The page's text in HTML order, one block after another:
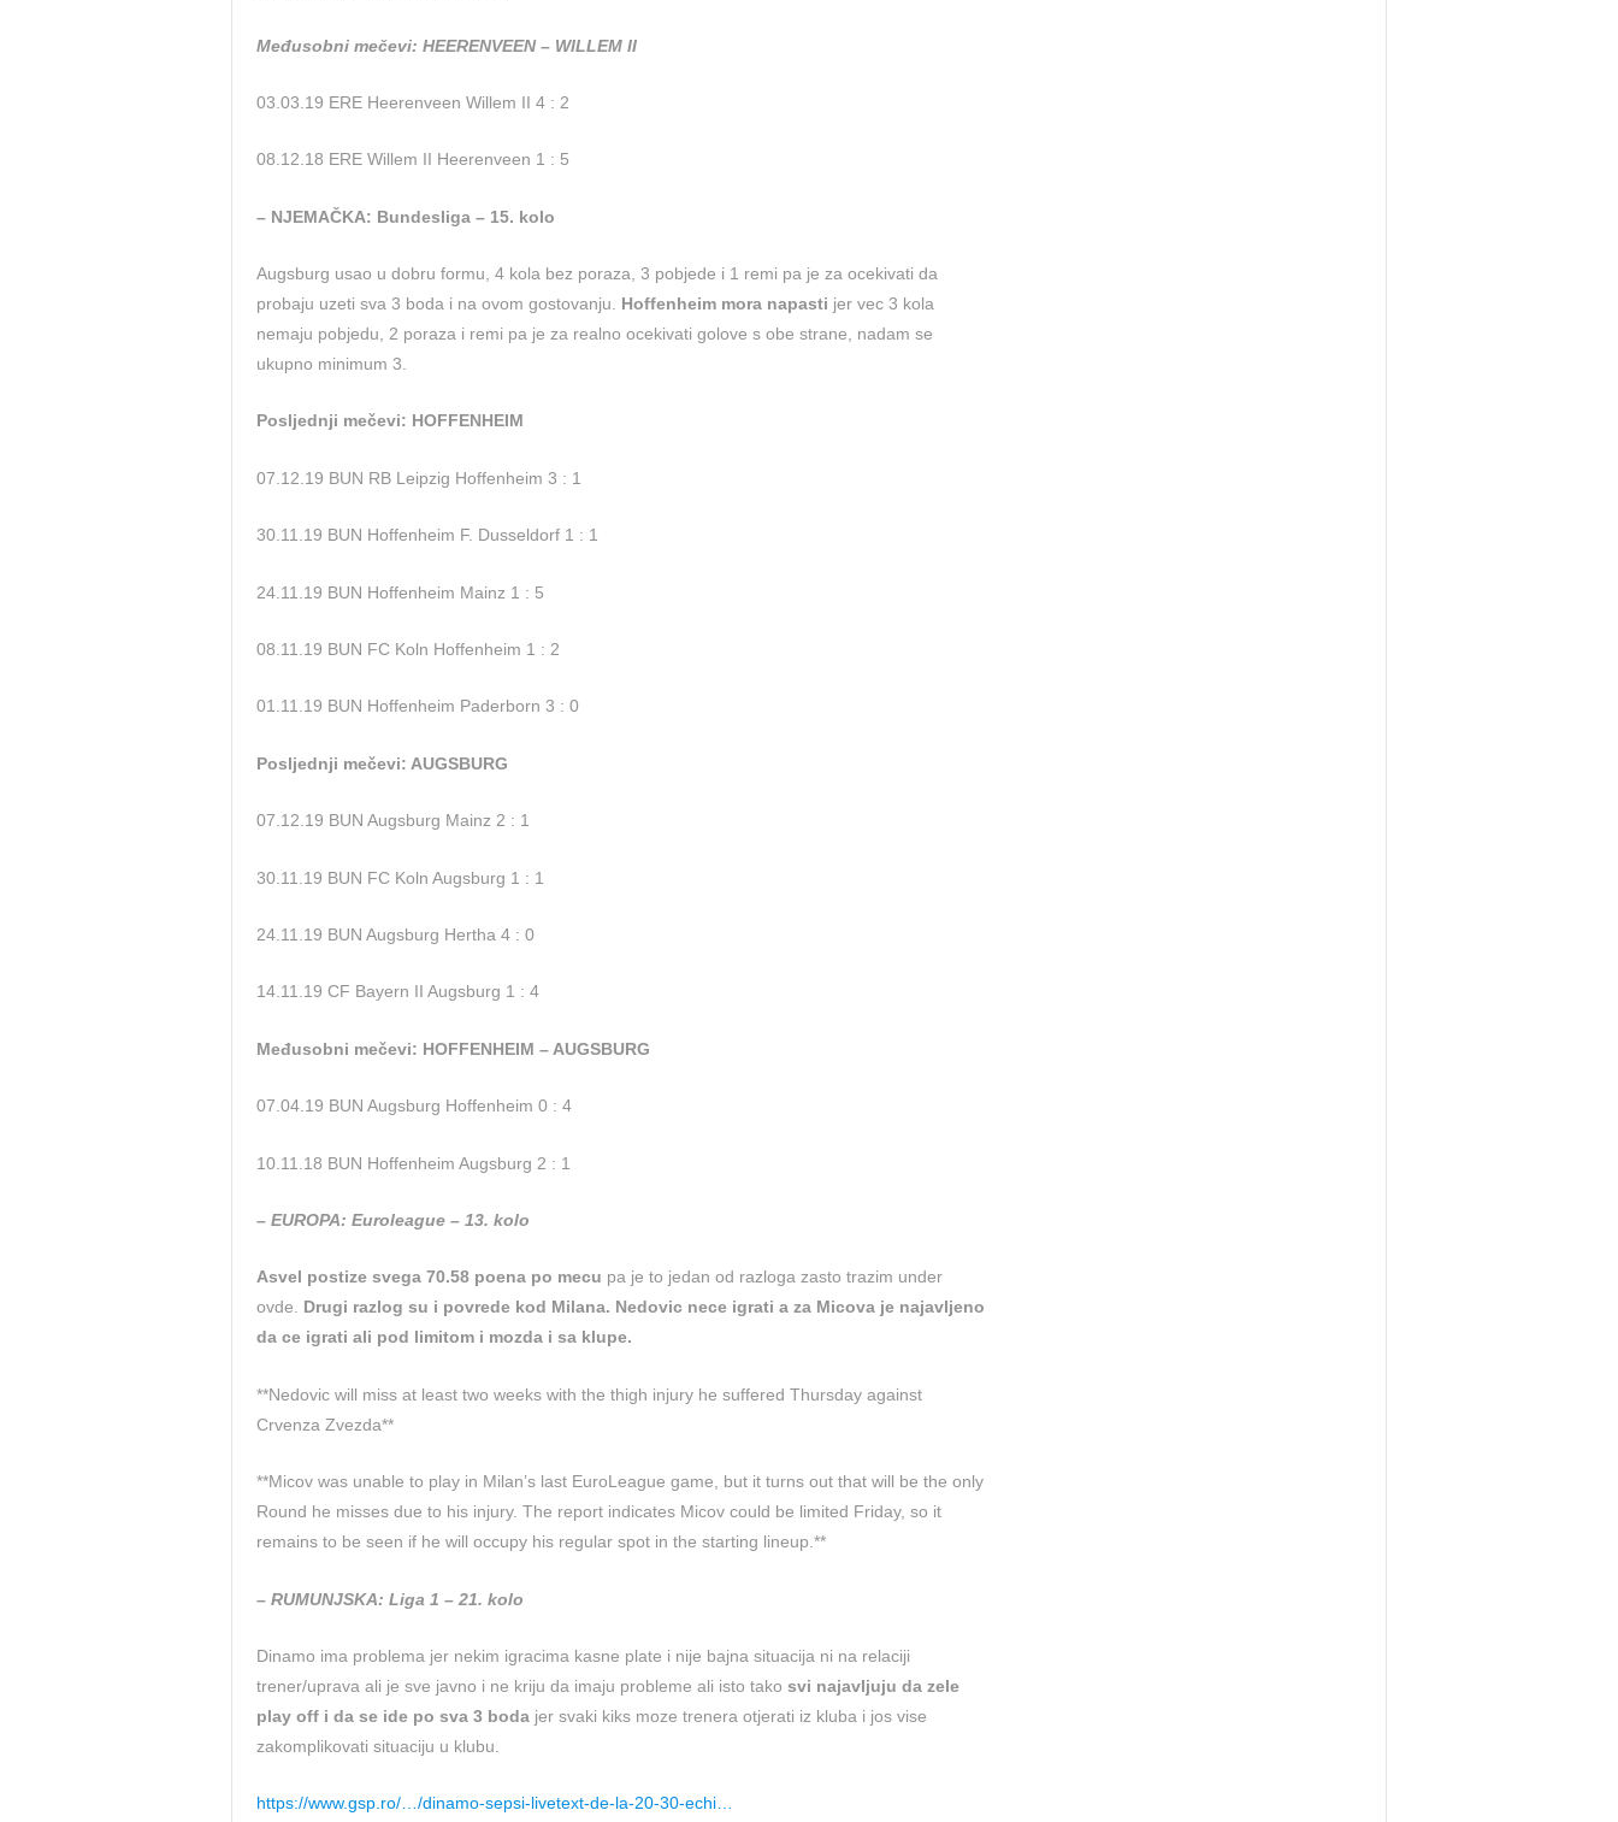
Međusobni mečevi: HEERENVEEN – WILLEM II
03.03.19 ERE Heerenveen Willem II 4 : 2
08.12.18 ERE Willem II Heerenveen 1 : 5
– NJEMAČKA: Bundesliga – 15. kolo
Augsburg usao u dobru formu, 4 kola bez poraza, 3 pobjede i 1 remi pa je za ocekivati da
probaju uzeti sva 3 boda i na ovom gostovanju.
Hoffenheim mora napasti jer vec 3 kola
nemaju pobjedu, 2 poraza i remi pa je za realno ocekivati golove s obe strane, nadam se
ukupno minimum 3.
Posljednji mečevi: HOFFENHEIM
07.12.19 BUN RB Leipzig Hoffenheim 3 : 1
30.11.19 BUN Hoffenheim F. Dusseldorf 1 : 1
24.11.19 BUN Hoffenheim Mainz 1 : 5
08.11.19 BUN FC Koln Hoffenheim 1 : 2
01.11.19 BUN Hoffenheim Paderborn 3 : 0
Posljednji mečevi: AUGSBURG
07.12.19 BUN Augsburg Mainz 2 : 1
30.11.19 BUN FC Koln Augsburg 1 : 1
24.11.19 BUN Augsburg Hertha 4 : 0
14.11.19 CF Bayern II Augsburg 1 : 4
Međusobni mečevi: HOFFENHEIM – AUGSBURG
07.04.19 BUN Augsburg Hoffenheim 0 : 4
10.11.18 BUN Hoffenheim Augsburg 2 : 1
– EUROPA: Euroleague – 13. kolo
Asvel postize svega 70.58 poena po mecu pa je to jedan od razloga zasto trazim under
ovde. Drugi razlog su i povrede kod Milana. Nedovic nece igrati a za Micova je najavljeno
da ce igrati ali pod limitom i mozda i sa klupe.
**Nedovic will miss at least two weeks with the thigh injury he suffered Thursday against
Crvenza Zvezda**
**Micov was unable to play in Milan’s last EuroLeague game, but it turns out that will be the only
Round he misses due to his injury. The report indicates Micov could be limited Friday, so it
remains to be seen if he will occupy his regular spot in the starting lineup.**
– RUMUNJSKA: Liga 1 – 21. kolo
Dinamo ima problema jer nekim igracima kasne plate i nije bajna situacija ni na relaciji
trener/uprava ali je sve javno i ne kriju da imaju probleme ali isto tako svi najavljuju da zele
play off i da se ide po sva 3 boda jer svaki kiks moze trenera otjerati iz kluba i jos vise
zakomplikovati situaciju u klubu.
https://www.gsp.ro/…/dinamo-sepsi-livetext-de-la-20-30-echi…